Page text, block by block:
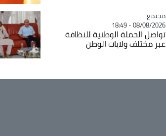
Catégorie
مجتمع
08/08/2026 - 18:49
تواصل الحملة الوطنية للنظافة
عبر مختلف ولايات الوطن